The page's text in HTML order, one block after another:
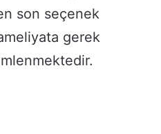
son seçenek
gerek